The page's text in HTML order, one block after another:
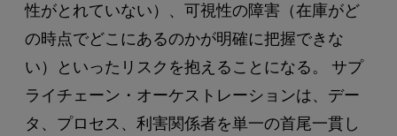
性がとれていない）、可視性の障害（在庫がど
の時点でどこにあるのかが明確に把握できな
い）といったリスクを抱えることになる。 サプ
ライチェーン・オーケストレーションは、デー
タ、プロセス、利害関係者を単一の首尾一貫し